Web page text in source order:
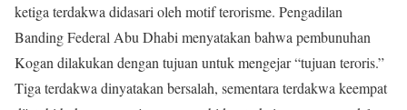
ketiga terdakwa didasari oleh motif terorisme. Pengadilan
Banding Federal Abu Dhabi menyatakan bahwa pembunuhan
Kogan dilakukan dengan tujuan untuk mengejar “tujuan teroris.”
Tiga terdakwa dinyatakan bersalah, sementara terdakwa keempat